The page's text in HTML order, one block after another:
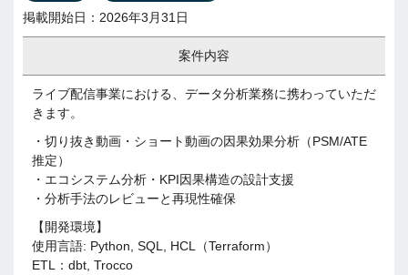
掲載開始日：2026年3月31日
案件内容
ライブ配信事業における、データ分析業務に携わっていただ
きます。
・切り抜き動画・ショート動画の因果効果分析（PSM/ATE
推定）
・エコシステム分析・KPI因果構造の設計支援
・分析手法のレビューと再現性確保
【開発環境】
使用言語: Python, SQL, HCL（Terraform）
ETL：dbt, Trocco